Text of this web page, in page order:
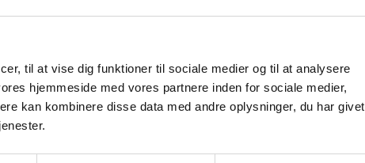
til at vise dig funktioner til sociale medier og til at analysere
hjemmeside med vores partnere inden for sociale medier,
kan kombinere disse data med andre oplysninger, du har givet
Lili Widding Wanda Strange Sørensen Helge Søgaard Margit Nielsen Agnes
Tilgå dine onlinematerialer